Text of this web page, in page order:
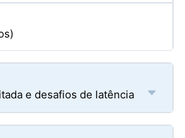
e desafios de latência